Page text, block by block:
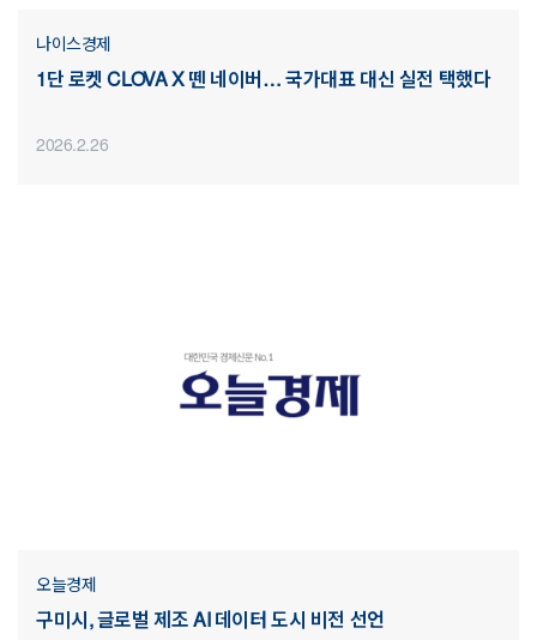
나이스경제
1단 로켓 CLOVA X 뗀 네이버… 국가대표 대신 실전 택했다
2026.2.26
오늘경제
구미시, 글로벌 제조 AI 데이터 도시 비전 선언